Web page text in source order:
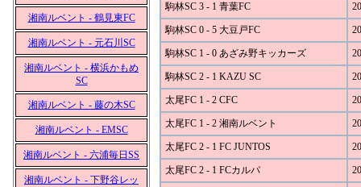
湘南ルベント - 鶴見東FC
湘南ルベント - 元石川SC
湘南ルベント - 横浜かもめ
SC
湘南ルベント - 藤の木SC
湘南ルベント - EMSC
湘南ルベント - 六浦毎日SS
湘南ルベント - 下野谷レッ
駒林SC 3 - 1 青葉FC
駒林SC 0 - 5 大豆戸FC
駒林SC 1 - 0 あざみ野キッカーズ
駒林SC 2 - 1 KAZU SC
太尾FC 1 - 2 CFC
太尾FC 1 - 2 湘南ルベント
太尾FC 2 - 1 FC JUNTOS
太尾FC 2 - 1 FCカルパ